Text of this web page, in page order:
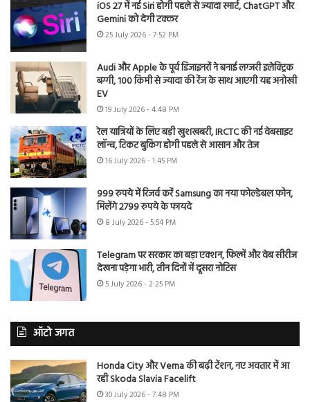
iOS 27 में नई Siri होगी पहले से ज्यादा स्मार्ट, ChatGPT और
Gemini को देगी टक्कर
25 July 2026 - 7:52 PM
Audi और Apple के पूर्व डिजाइनरों ने बनाई लग्जरी इलेक्ट्रिक
बग्गी, 100 किमी से ज्यादा की रेंज के साथ आएगी यह अनोखी
EV
19 July 2026 - 4:48 PM
रेल यात्रियों के लिए बड़ी खुशखबरी, IRCTC की नई वेबसाइट
लॉन्च, टिकट बुकिंग होगी पहले से आसान और तेज
16 July 2026 - 1:45 PM
999 रुपये में रिजर्व करें Samsung का नया फोल्डेबल फोन,
मिलेंगे 2799 रुपये के फायदे
8 July 2026 - 5:54 PM
Telegram पर सरकार का बड़ा एक्शन, फिल्में और वेब सीरीज
देखना पड़ेगा भारी, तीन दिनों में दूसरा नोटिस
5 July 2026 - 2:25 PM
ऑटो जगत
Honda City और Verna की बढ़ी टेंशन, नए अवतार में आ
रही Skoda Slavia Facelift
30 July 2026 - 7:48 PM